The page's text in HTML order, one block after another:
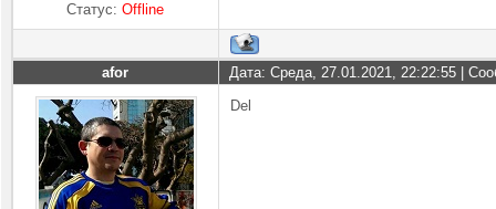
Статус:Offline
afor Дата: Среда, 27.01.2021, 22:22:55 |
Del